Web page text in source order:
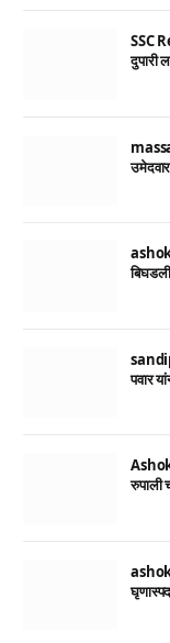
SSC
दुपारी
पवार
रुपाली
ashok